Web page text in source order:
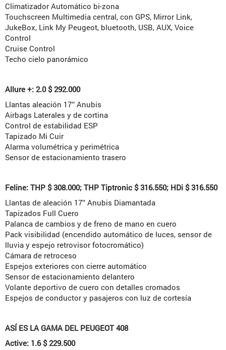
Climatizador Automático bi-zona
Touchscreen Multimedia central, con GPS, Mirror Link,
JukeBox, Link My Peugeot, bluetooth, USB, AUX, Voice
Control
Cruise Control
Techo cielo panorámico
Allure +: 2.0 $ 292.000
Llantas aleación 17’’ Anubis
Airbags Laterales y de cortina
Control de estabilidad ESP
Tapizado Mi Cuir
Alarma volumétrica y perimétrica
Sensor de estacionamiento trasero
Feline: THP $ 308.000; THP Tiptronic $ 316.550; HDi $ 316.550
Llantas de aleación 17’’ Anubis Diamantada
Tapizados Full Cuero
Palanca de cambios y de freno de mano en cuero
Pack visibilidad (encendido automático de luces, sensor de
lluvia y espejo retrovisor fotocromático)
Cámara de retroceso
Espejos exteriores con cierre automático
Sensor de estacionamiento delantero
Volante deportivo de cuero con detalles cromados
Espejos de conductor y pasajeros con luz de cortesía
ASÍ ES LA GAMA DEL PEUGEOT 408
Active: 1.6 $ 229.500